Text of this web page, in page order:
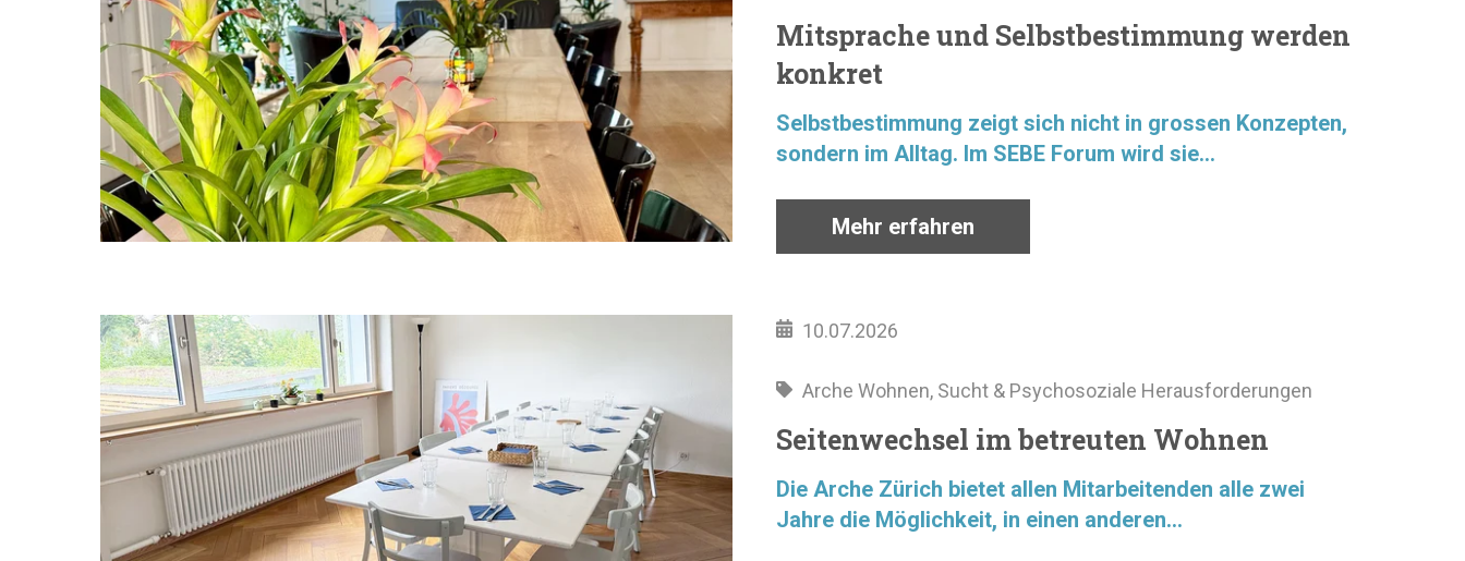
Mitsprache und Selbstbestimmung werden
konkret
Selbstbestimmung zeigt sich nicht in grossen Konzepten,
sondern im Alltag. Im SEBE Forum wird sie...
Mehr erfahren
10.07.2026
Arche Wohnen, Sucht & Psychosoziale Herausforderungen
Seitenwechsel im betreuten Wohnen
Die Arche Zürich bietet allen Mitarbeitenden alle zwei
Jahre die Möglichkeit, in einen anderen...